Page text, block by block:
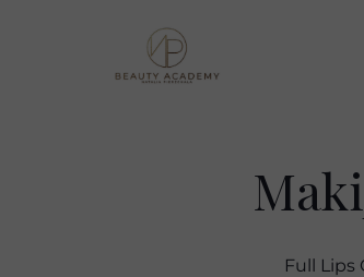
Full Lips